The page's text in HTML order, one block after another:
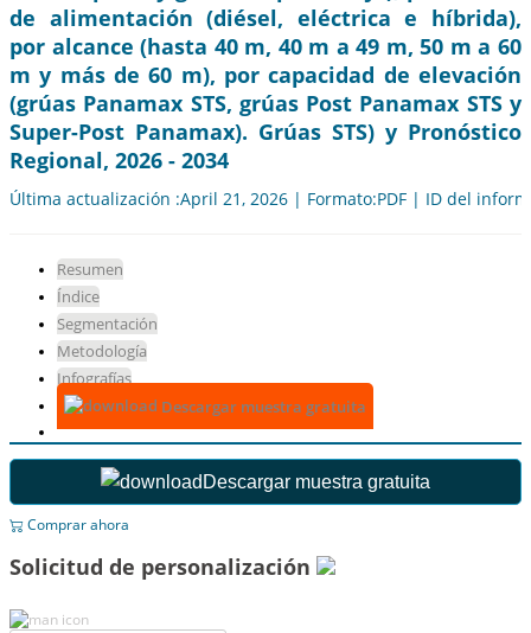
de alimentación (diésel, eléctrica e híbrida),
por alcance (hasta 40 m, 40 m a 49 m, 50 m a 60
m y más de 60 m), por capacidad de elevación
(grúas Panamax STS, grúas Post Panamax STS y
Super-Post Panamax). Grúas STS) y Pronóstico
Regional, 2026 - 2034
Última actualización :April 21, 2026 | Formato:PDF | ID del
Resumen
Índice
Segmentación
Metodología
Infografías
Descargar muestra gratuita
Descargar muestra gratuita
Comprar ahora
Solicitud de personalización